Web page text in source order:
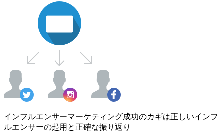
インフルエンサーマーケティング成功のカギは正しいインフ
ルエンサーの起用と正確な振り返り